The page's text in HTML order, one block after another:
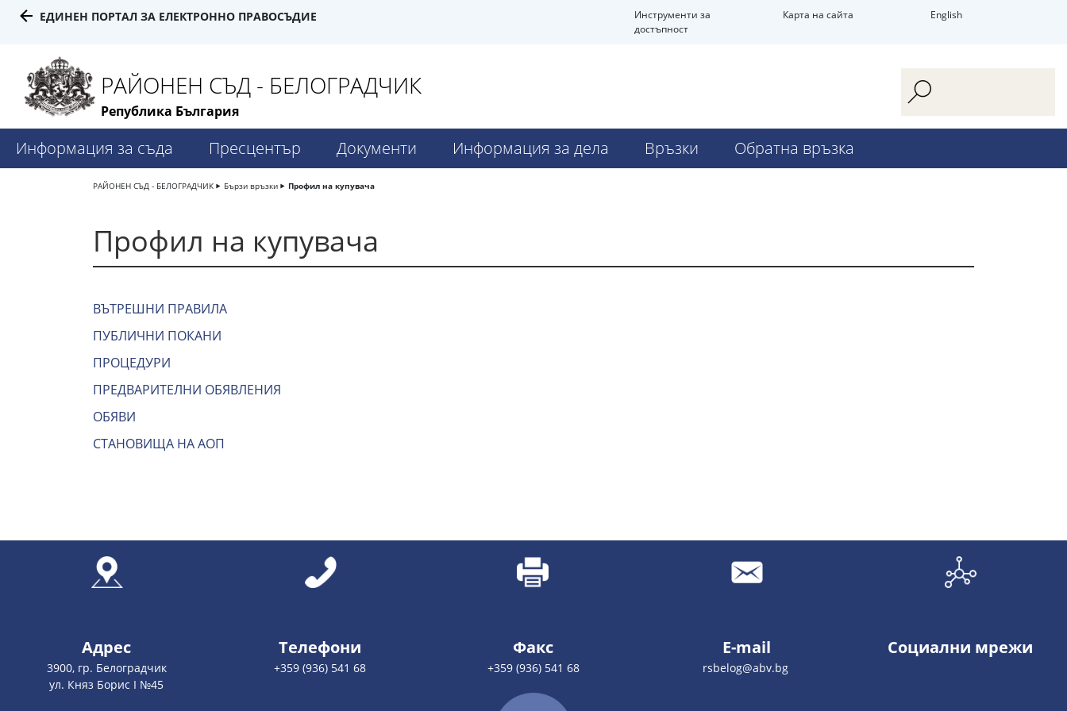
ЕДИНЕН ПОРТАЛ ЗА ЕЛЕКТРОННО ПРАВОСЪДИЕ
Инструменти за
достъпност
Карта на сайта English
РАЙОНЕН СЪД - БЕЛОГРАДЧИК
Република България
Информация за съда Пресцентър Документи Информация за дела Връзки Обратна връзка
РАЙОНЕН СЪД - БЕЛОГРАДЧИК Бързи връзки Профил на купувача
Профил на купувача
ВЪТРЕШНИ ПРАВИЛА
ПУБЛИЧНИ ПОКАНИ
ПРОЦЕДУРИ
ПРЕДВАРИТЕЛНИ ОБЯВЛЕНИЯ
ОБЯВИ
СТАНОВИЩА НА АОП
Адрес
3900, гр. Белоградчик
ул. Княз Борис І №45
Телефони
+359 (936) 541 68
Факс
+359 (936) 541 68
E-mail
rsbelog@abv.bg
Социални мрежи